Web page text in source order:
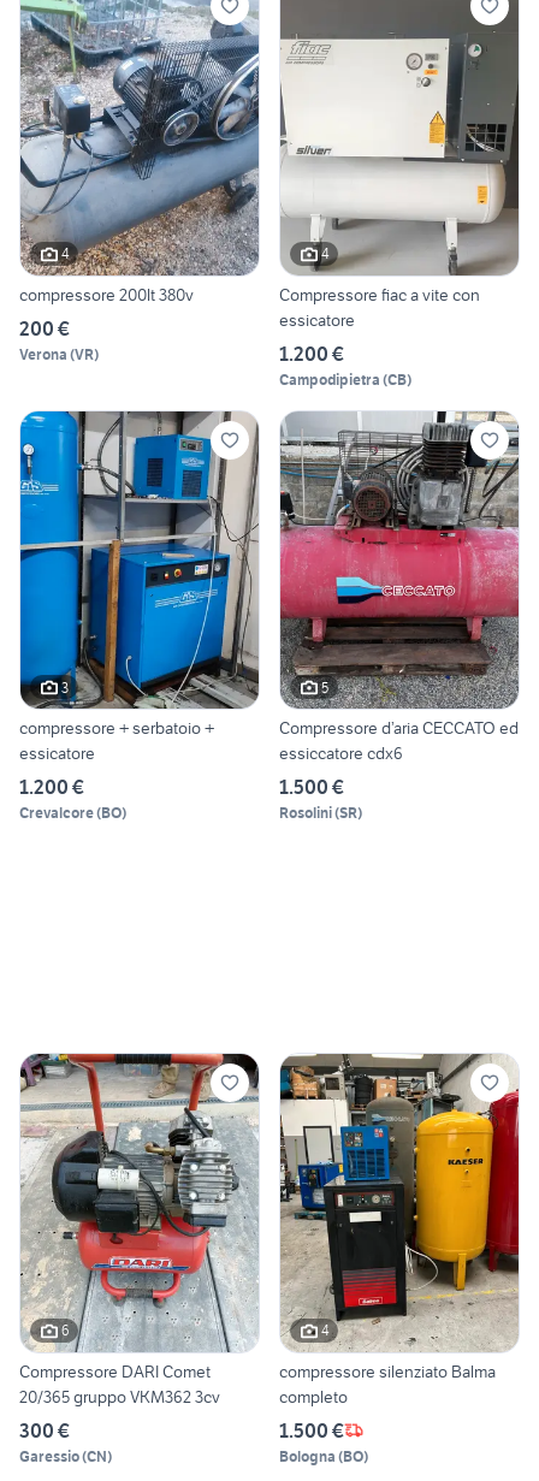
4
compressore 200lt 380v
200 €
Verona (VR)
4
Compressore fiac a vite con
essicatore
1.200 €
Campodipietra (CB)
3
compressore + serbatoio +
essicatore
1.200 €
Crevalcore(BO)
5
Compressore d’aria CECCATO ed
essiccatore cdx6
1.500 €
Rosolini(SR)
6
Compressore DARI Comet
20/365 gruppo VKM362 3cv
300 €
Garessio(CN)
4
compressore silenziato Balma
completo
1.500 €
Bologna (BO)